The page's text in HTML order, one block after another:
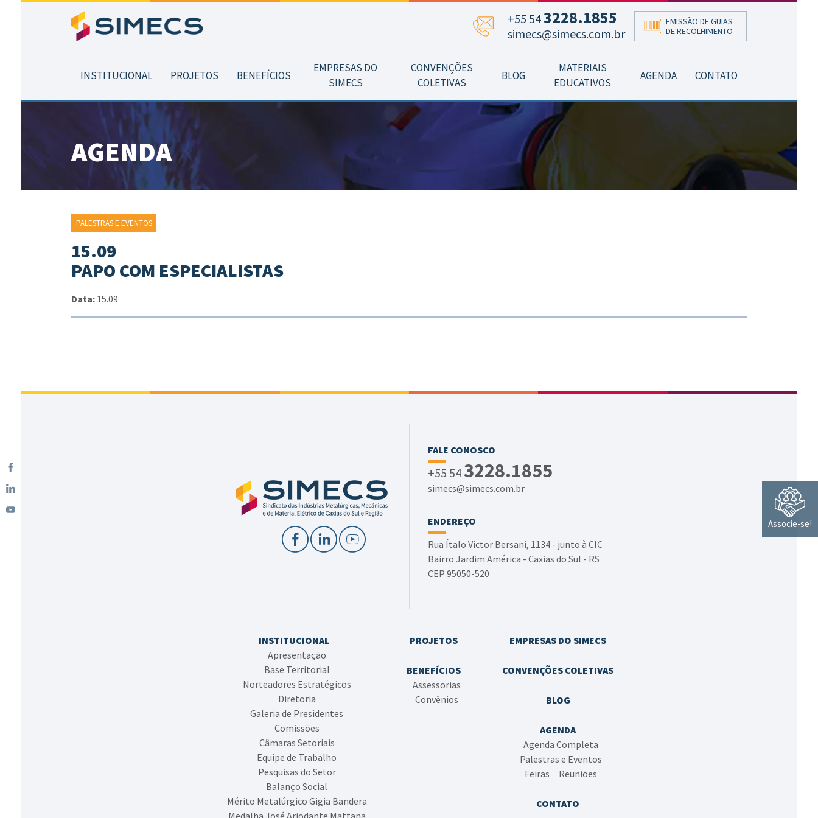
Associe-se!
+55 543228.1855
simecs@simecs.com.br
EMISSÃO DE GUIAS
DE RECOLHIMENTO
INSTITUCIONAL PROJETOS BENEFÍCIOS
EMPRESAS DO
SIMECS
CONVENÇÕES
COLETIVAS
BLOG
MATERIAIS
EDUCATIVOS
AGENDA CONTATO
AGENDA
PALESTRAS E EVENTOS
15.09
PAPO COM ESPECIALISTAS
Data: 15.09
FALE CONOSCO
+55 543228.1855
simecs@simecs.com.br
ENDEREÇO
Rua Ítalo Victor Bersani, 1134 - junto à CIC
Bairro Jardim América - Caxias do Sul - RS
CEP 95050-520
INSTITUCIONAL
Apresentação
Base Territorial
Norteadores Estratégicos
Diretoria
Galeria de Presidentes
Comissões
Câmaras Setoriais
Equipe de Trabalho
Pesquisas do Setor
Balanço Social
Mérito Metalúrgico Gigia Bandera
Medalha José Ariodante Mattana
PROJETOS
BENEFÍCIOS
Assessorias
Convênios
EMPRESAS DO SIMECS
CONVENÇÕES COLETIVAS
BLOG
AGENDA
Agenda Completa
Palestras e Eventos
Feiras
Reuniões
CONTATO